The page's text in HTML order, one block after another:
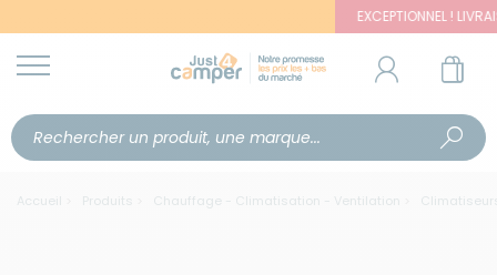
EXCEPTIONNEL ! LIVRAISON
Accueil Produits Chauffage - Climatisation - Ventilation